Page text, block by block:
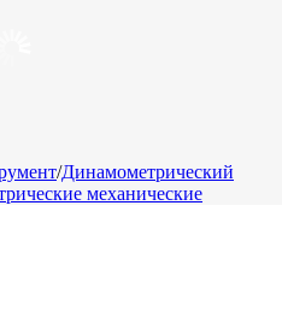
/Динамометрический
механические